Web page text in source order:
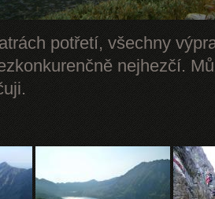
potřetí, všechny
nejhezčí.